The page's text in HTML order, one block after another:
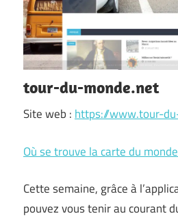
tour-du-monde.net
Site web : https://www.tour-
Où se trouve la carte du
Cette semaine, grâce à
pouvez vous tenir au courant